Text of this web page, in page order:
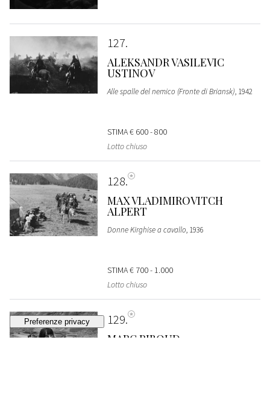
127
ALEKSANDR VASILEVIC
USTINOV
Alle spalle del nemico (Fronte di Briansk), 1942
STIMA€ 600 - 800
Lotto chiuso
128
MAX VLADIMIROVITCH
ALPERT
Donne Kirghise a cavallo, 1936
STIMA€ 700 - 1.000
Lotto chiuso
129
MARC RIBOUD